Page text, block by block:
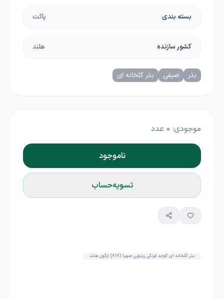
بسته بندی پاکت
کشور سازنده هلند
بذر صیفی بذر گلخانه ای
موجودی: 0 عدد
ناموجود
تسویه‌حساب
بذر گلخانه ای گوجه فرنگی زیتونی صهبا (817) ارگون هلند